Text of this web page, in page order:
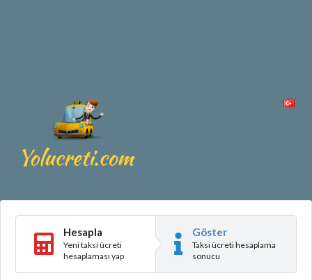
Hesapla
Yeni taksi ücreti
hesaplaması yap
Göster
Taksi ücreti hesaplama
sonucu